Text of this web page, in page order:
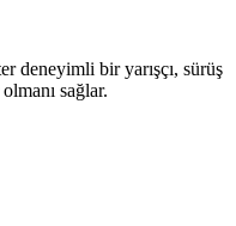
deneyimli bir yarışçı, sürüş
sağlar.